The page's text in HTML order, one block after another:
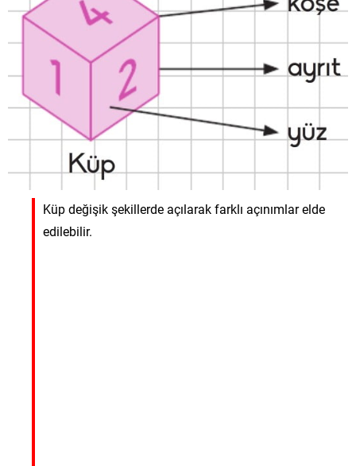
Küp değişik şekillerde açılarak farklı açınımlar elde
edilebilir.